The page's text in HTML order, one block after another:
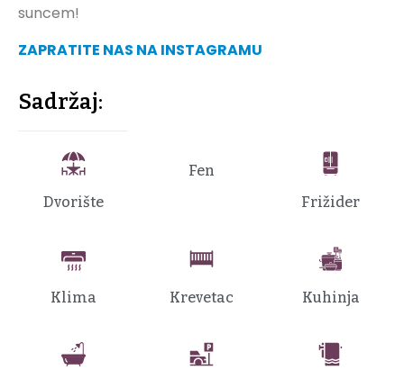
suncem!
ZAPRATITE NAS NA INSTAGRAMU
Sadržaj:
Dvorište
Fen
Frižider
Klima Krevetac Kuhinja